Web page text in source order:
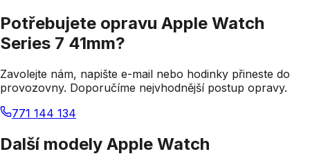
Potřebujete opravu Apple Watch
Series 7 41mm?
Zavolejte nám, napište e-mail nebo hodinky přineste do
provozovny. Doporučíme nejvhodnější postup opravy.
771 144 134
Další modely Apple Watch